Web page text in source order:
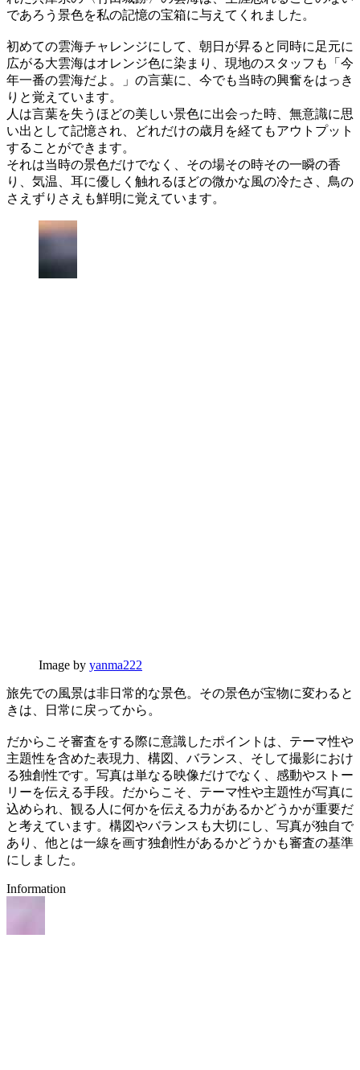
であろう景色を私の記憶の宝箱に与えてくれました。
初めての雲海チャレンジにして、朝日が昇ると同時に足元に
広がる大雲海はオレンジ色に染まり、現地のスタッフも「今
年一番の雲海だよ。」の言葉に、今でも当時の興奮をはっき
りと覚えています。
人は言葉を失うほどの美しい景色に出会った時、無意識に思
い出として記憶され、どれだけの歳月を経てもアウトプット
することができます。
それは当時の景色だけでなく、その場その時その一瞬の香
り、気温、耳に優しく触れるほどの微かな風の冷たさ、鳥の
さえずりさえも鮮明に覚えています。
Image by yanma222
旅先での風景は非日常的な景色。その景色が宝物に変わると
きは、日常に戻ってから。
だからこそ審査をする際に意識したポイントは、テーマ性や
主題性を含めた表現力、構図、バランス、そして撮影におけ
る独創性です。写真は単なる映像だけでなく、感動やストー
リーを伝える手段。だからこそ、テーマ性や主題性が写真に
込められ、観る人に何かを伝える力があるかどうかが重要だ
と考えています。構図やバランスも大切にし、写真が独自で
あり、他とは一線を画す独創性があるかどうかも審査の基準
にしました。
Information